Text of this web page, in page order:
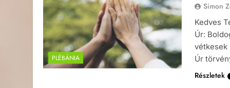
PLÉBÁNIA
Simon
Kedves
Úr:
vétkesek
Úr
Részletek